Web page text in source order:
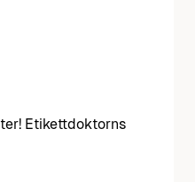
Etikettdoktorns